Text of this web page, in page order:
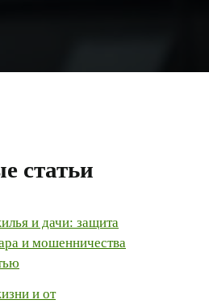
статьи
и дачи: защита
и мошенничества
и от